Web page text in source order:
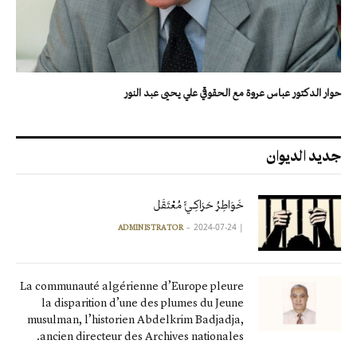
حوار الدكتور عباس عروة مع الحقوقي علي يحيى عبد النور
جديد الديوان
خَوَاطِرُ حَرَاكِـيٍّ مُعْتَقَل
|
ADMINISTRATOR 2024-07-24
La communauté algérienne d’Europe pleure
la disparition d’une des plumes du Jeune
musulman, l’historien Abdelkrim Badjadja,
ancien directeur des Archives nationales.